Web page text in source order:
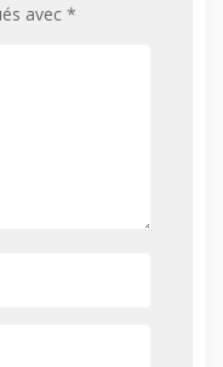
avec *